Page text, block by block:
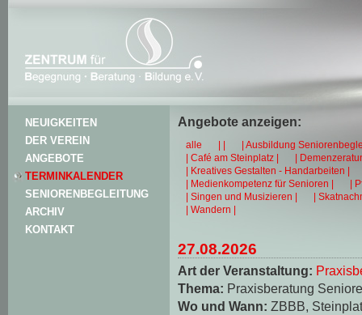
NEUIGKEITEN
DER VEREIN
ANGEBOTE
TERMINKALENDER
SENIORENBEGLEITUNG
ARCHIV
KONTAKT
Angebote anzeigen:
alle | |
| Ausbildung
| Café am Steinplatz |
|
| Kreatives Gestalten - Handarbeiten |
| Medienkompetenz für Senioren |
|
| Singen und Musizieren |
|
| Wandern |
27.08.2026
Art der Veranstaltung:
Thema: Praxisberatung
Wo und Wann: ZBBB,